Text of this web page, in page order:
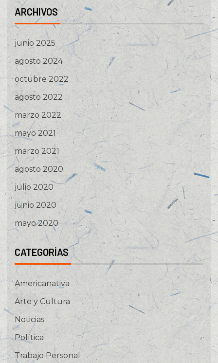
ARCHIVOS
junio 2025
agosto 2024
octubre 2022
agosto 2022
marzo 2022
mayo 2021
marzo 2021
agosto 2020
julio 2020
junio 2020
mayo 2020
CATEGORÍAS
Americanativa
Arte y Cultura
Noticias
Política
Trabajo Personal